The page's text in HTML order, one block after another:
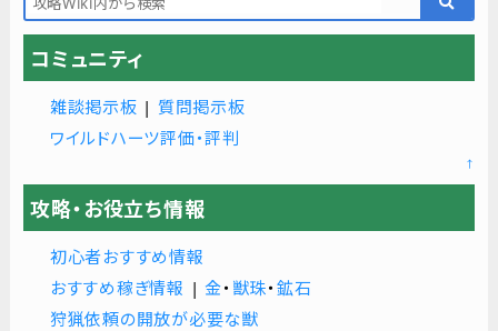
コミュニティ
雑談掲示板 | 質問掲示板
ワイルドハーツ評価・評判
↑
攻略・お役立ち情報
初心者おすすめ情報
おすすめ稼ぎ情報 |金・ 獣珠・ 鉱石
狩猟依頼の開放が必要な獣